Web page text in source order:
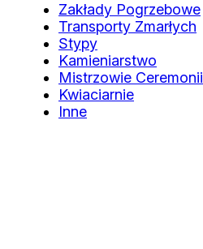
Zakłady Pogrzebowe
Transporty Zmarłych
Stypy
Kamieniarstwo
Mistrzowie Ceremonii
Kwiaciarnie
Inne